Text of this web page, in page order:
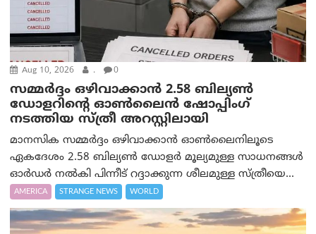
Aug 10, 2026 . 0
സമ്മര്‍ദ്ദം ഒഴിവാക്കാന്‍ 2.58 ബില്യൺ
ഡോളറിന്റെ ഓണ്‍ലൈന്‍ ഷോപ്പിംഗ്
നടത്തിയ സ്ത്രീ അറസ്റ്റിലായി
മാനസിക സമ്മര്‍ദ്ദം ഒഴിവാക്കാന്‍ ഓണ്‍ലൈനിലൂടെ
ഏകദേശം 2.58 ബില്യൺ ഡോളർ മൂല്യമുള്ള സാധനങ്ങള്‍
ഓര്‍ഡര്‍ നല്‍കി പിന്നീട് റദ്ദാക്കുന്ന ശീലമുള്ള സ്ത്രീയെ...
AMERICA STRANGE NEWS WORLD